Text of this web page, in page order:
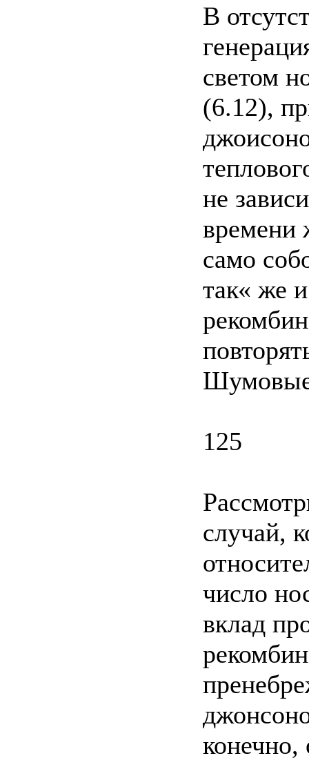
В
светом
(6.12),
не
времени
само
так« же
125
случай,
число
вклад
конечно,